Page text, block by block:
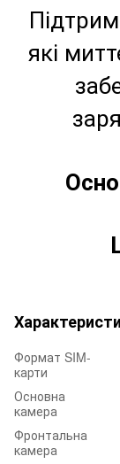
які
Формат SIM-
карти
Основна
камера
Фронтальна
камера